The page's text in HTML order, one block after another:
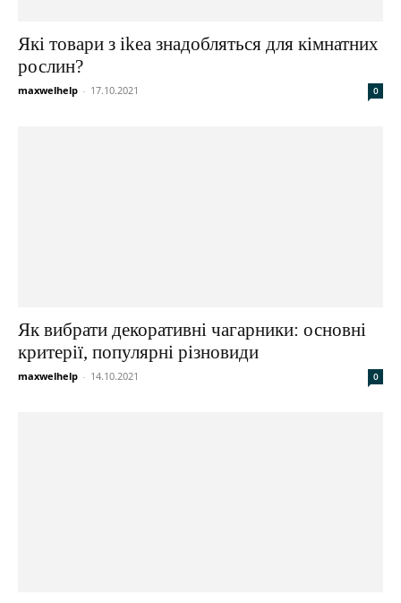
Які товари з ikea знадобляться для кімнатних
рослин?
maxwelhelp - 17.10.2021 0
Як вибрати декоративні чагарники: основні
критерії, популярні різновиди
maxwelhelp - 14.10.2021 0